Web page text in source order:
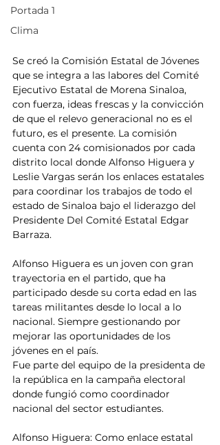
Portada 1
Clima
Se creó la Comisión Estatal de Jóvenes
que se integra a las labores del Comité
Ejecutivo Estatal de Morena Sinaloa,
con fuerza, ideas frescas y la convicción
de que el relevo generacional no es el
futuro, es el presente. La comisión
cuenta con 24 comisionados por cada
distrito local donde Alfonso Higuera y
Leslie Vargas serán los enlaces estatales
para coordinar los trabajos de todo el
estado de Sinaloa bajo el liderazgo del
Presidente Del Comité Estatal Edgar
Barraza.
Alfonso Higuera es un joven con gran
trayectoria en el partido, que ha
participado desde su corta edad en las
tareas militantes desde lo local a lo
nacional. Siempre gestionando por
mejorar las oportunidades de los
jóvenes en el país.
Fue parte del equipo de la presidenta de
la república en la campaña electoral
donde fungió como coordinador
nacional del sector estudiantes.
Alfonso Higuera: Como enlace estatal